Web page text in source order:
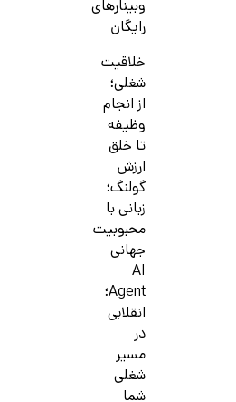
وبینارهای
رایگان
خلاقیت
شغلی؛
از انجام
وظیفه
تا خلق
ارزش
گولنگ؛
زبانی با
محبوبیت
جهانی
AI
Agent؛
انقلابی
در
مسیر
شغلی